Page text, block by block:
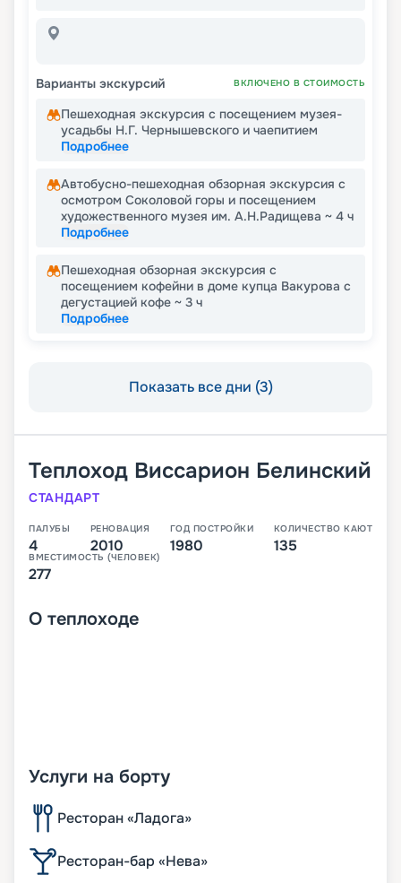
Варианты экскурсий ВКЛЮЧЕНО В СТОИМОСТЬ
Пешеходная экскурсия с посещением музея-
усадьбы Н.Г. Чернышевского и чаепитием
Подробнее
Автобусно-пешеходная обзорная экскурсия с
осмотром Соколовой горы и посещением
художественного музея им. А.Н.Радищева ~ 4 ч
Подробнее
Пешеходная обзорная экскурсия с
посещением кофейни в доме купца Вакурова с
дегустацией кофе ~ 3 ч
Подробнее
Показать все дни (3)
Теплоход Виссарион Белинский
СТАНДАРТ
ПАЛУБЫ
4
РЕНОВАЦИЯ
2010
ГОД ПОСТРОЙКИ
1980
КОЛИЧЕСТВО КАЮТ
135
ВМЕСТИМОСТЬ (ЧЕЛОВЕК)
277
О теплоходе
Услуги на борту
Ресторан «Ладога»
Ресторан-бар «Нева»